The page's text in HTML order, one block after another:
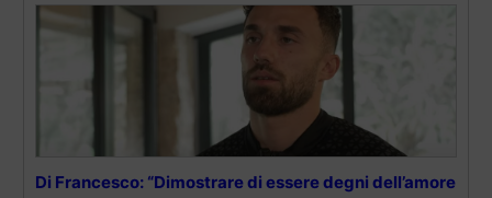
Di Francesco: “Dimostrare di essere degni dell’amore